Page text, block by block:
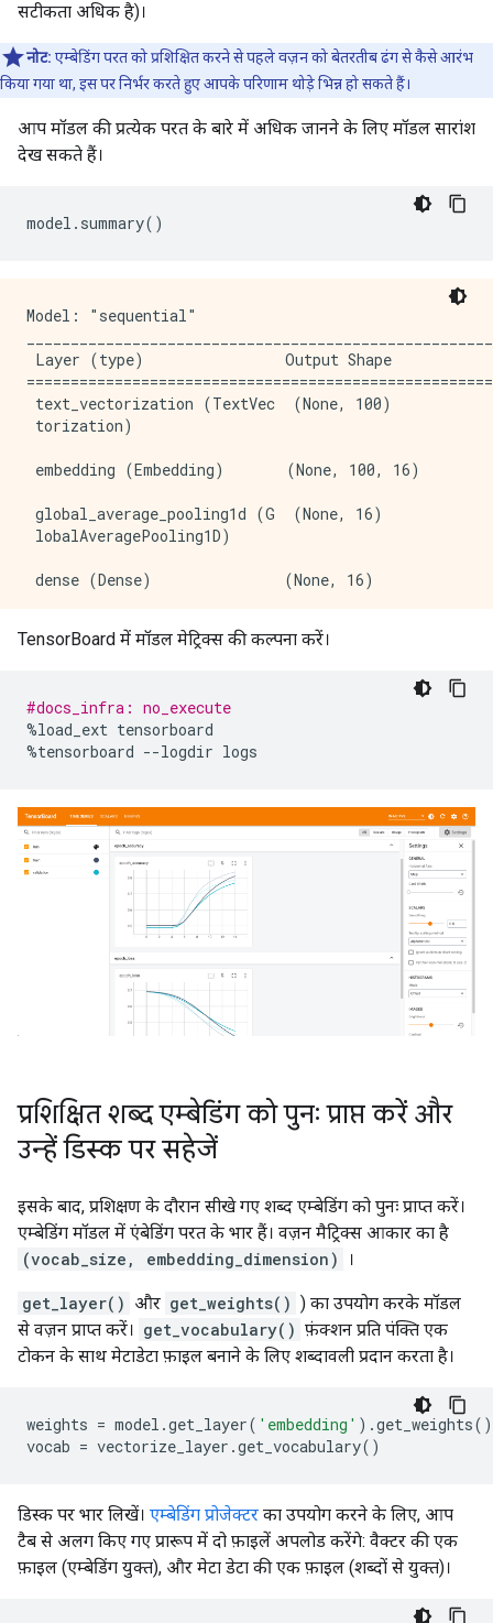
20/20 [==============================] - 1s
20/20 [==============================] - 1s
Epoch 11/15
20/20 [==============================] - 1s
Epoch 12/15
20/20 [==============================] - 1s
Epoch 13/15
20/20 [==============================] - 1s
सटीकता अधिक है)।
नोट: एम्बेडिंग परत को प्रशिक्षित करने से पहले वज़न को बेतरतीब ढंग से कैसे आरंभ
किया गया था, इस पर निर्भर करते हुए आपके परिणाम थोड़े भिन्न हो सकते हैं।
आप मॉडल की प्रत्येक परत के बारे में अधिक जानने के लिए मॉडल सारांश
देख सकते हैं।
model . summary()
Model: "sequential"
Layer (type)                Output Shape
text_vectorization (TextVec  (None,
embedding (Embedding)       (None, 100, 16)
global_average_pooling1d (G  (None, 16)
dense (Dense)               (None, 16)
Trainable params: 160,289
Non-trainable params: 0
TensorBoard में मॉडल मेट्रिक्स की कल्पना करें।
#docs_infra: no_execute
%load_ext tensorboard
%tensorboard --logdir logs
प्रशिक्षित शब्द एम्बेडिंग को पुनः प्राप्त करें और
उन्हें डिस्क पर सहेजें
इसके बाद, प्रशिक्षण के दौरान सीखे गए शब्द एम्बेडिंग को पुनः प्राप्त करें।
एम्बेडिंग मॉडल में एंबेडिंग परत के भार हैं। वज़न मैट्रिक्स आकार का है
(vocab_size, embedding_dimension)
।
get_layer() और get_weights() ) का उपयोग करके मॉडल
से वज़न प्राप्त करें। get_vocabulary() फ़ंक्शन प्रति पंक्ति एक
टोकन के साथ मेटाडेटा फ़ाइल बनाने के लिए शब्दावली प्रदान करता है।
weights = model .get_layer( 'embedding' ).get_weights
vocab = vectorize_layer .get_vocabulary()
डिस्क पर भार लिखें। एम्बेडिंग प्रोजेक्टर का उपयोग करने के लिए, आप
टैब से अलग किए गए प्रारूप में दो फ़ाइलें अपलोड करेंगे: वैक्टर की एक
फ़ाइल (एम्बेडिंग युक्त), और मेटा डेटा की एक फ़ाइल (शब्दों से युक्त)।